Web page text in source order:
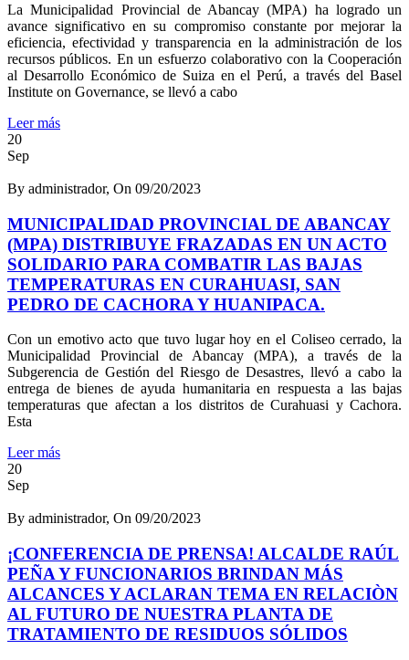
La Municipalidad Provincial de Abancay (MPA) ha logrado un
avance significativo en su compromiso constante por mejorar la
eficiencia, efectividad y transparencia en la administración de los
recursos públicos. En un esfuerzo colaborativo con la Cooperación
al Desarrollo Económico de Suiza en el Perú, a través del Basel
Institute on Governance, se llevó a cabo
Leer más
20
Sep
By administrador, On 09/20/2023
MUNICIPALIDAD PROVINCIAL DE ABANCAY
(MPA) DISTRIBUYE FRAZADAS EN UN ACTO
SOLIDARIO PARA COMBATIR LAS BAJAS
TEMPERATURAS EN CURAHUASI, SAN
PEDRO DE CACHORA Y HUANIPACA.
Con un emotivo acto que tuvo lugar hoy en el Coliseo cerrado, la
Municipalidad Provincial de Abancay (MPA), a través de la
Subgerencia de Gestión del Riesgo de Desastres, llevó a cabo la
entrega de bienes de ayuda humanitaria en respuesta a las bajas
temperaturas que afectan a los distritos de Curahuasi y Cachora.
Esta
Leer más
20
Sep
By administrador, On 09/20/2023
¡CONFERENCIA DE PRENSA! ALCALDE RAÚL
PEÑA Y FUNCIONARIOS BRINDAN MÁS
ALCANCES Y ACLARAN TEMA EN RELACIÒN
AL FUTURO DE NUESTRA PLANTA DE
TRATAMIENTO DE RESIDUOS SÓLIDOS